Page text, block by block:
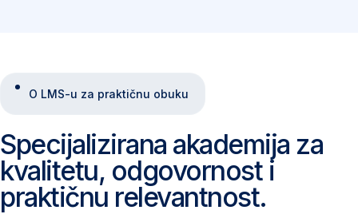
O LMS-u za praktičnu obuku
Specijalizirana akademija za
kvalitetu, odgovornost i
praktičnu relevantnost.